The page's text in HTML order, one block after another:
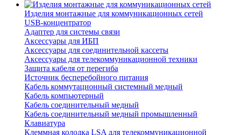
Изделия монтажные для коммуникационных сетей
USB-концентратор
Адаптер для системы связи
Аксессуары для ИБП
Аксессуары для соединительной кассеты
Аксессуары для телекоммуникационной техники
Защита кабеля от перегиба
Источник бесперебойного питания
Кабель коммутационный системный медный
Кабель компьютерный
Кабель соединительный медный
Кабель соединительный медный промышленный
Клавиатура
Клеммная колодка LSA для телекоммуникационной